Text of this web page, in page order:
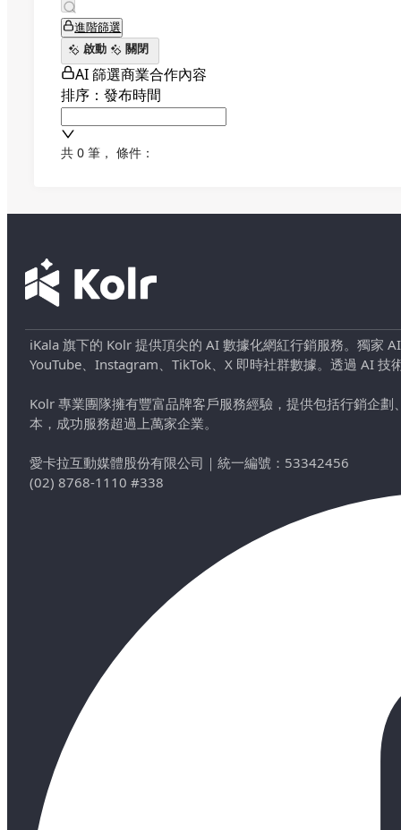
進階篩選
啟動
關閉
AI 篩選商業合作內容
排序：發布時間
共 0 筆 ， 條件：
iKala 旗下的 Kolr 提供頂尖的 AI 數據化網紅行銷服務。獨家
YouTube、Instagram、TikTok、X 即時社群數據。透過 AI
Kolr 專業團隊擁有豐富品牌客戶服務經驗，提供包括行銷企
本，成功服務超過上萬家企業。
愛卡拉互動媒體股份有限公司 ｜ 統一編號：53342456
(02) 8768-1110 #338